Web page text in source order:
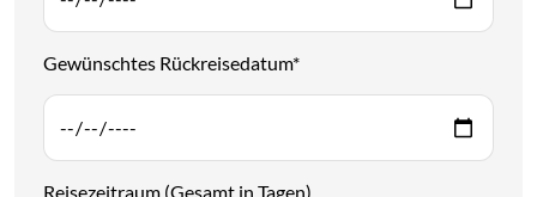
Gewünschtes Rückreisedatum*
Reisezeitraum (Gesamt in Tagen)